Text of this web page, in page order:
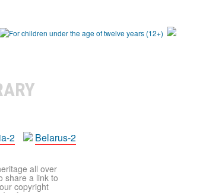
2 Belarus-2
all over
share a link to
copyright